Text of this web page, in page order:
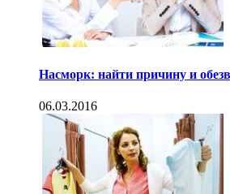
Насморк: найти причину и
06.03.2016